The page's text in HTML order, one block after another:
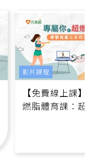
【免費線上課
燃脂體育課：超
影片課程